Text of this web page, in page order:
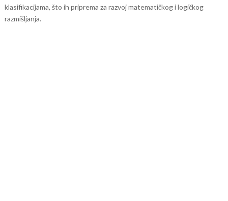
klasifikacijama, što ih priprema za razvoj matematičkog i logičkog
razmišljanja.